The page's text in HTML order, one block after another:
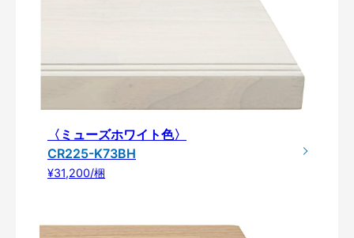
〈ミューズホワイト色〉
CR225-K73BH
¥31,200/梱